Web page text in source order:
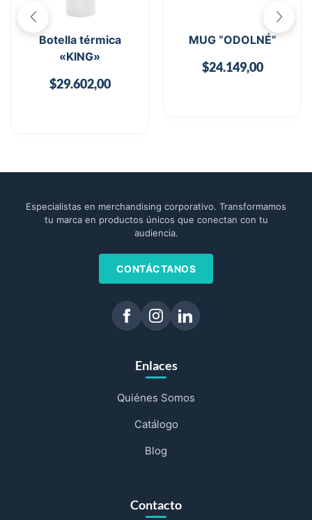
Botella térmica
«KING»
$29.602,00
MUG “ODOLNÉ”
$24.149,00
Especialistas en merchandising corporativo. Transformamos
tu marca en productos únicos que conectan con tu
audiencia.
CONTÁCTANOS
Enlaces
Quiénes Somos
Catálogo
Blog
Contacto